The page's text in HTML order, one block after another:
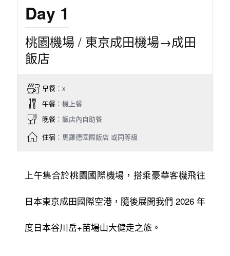
Day 1
桃園機場 / 東京成田機場→成田
飯店
早餐：x
午餐：機上餐
晚餐：飯店內自助餐
住宿：馬羅德國際飯店 或同等級
上午集合於桃園國際機場，搭乘豪華客機飛往
日本東京成田國際空港，隨後展開我們 2026 年
度日本谷川岳+苗場山大健走之旅。